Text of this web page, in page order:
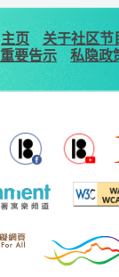
主页 关于社区节
重要告示 私隐政